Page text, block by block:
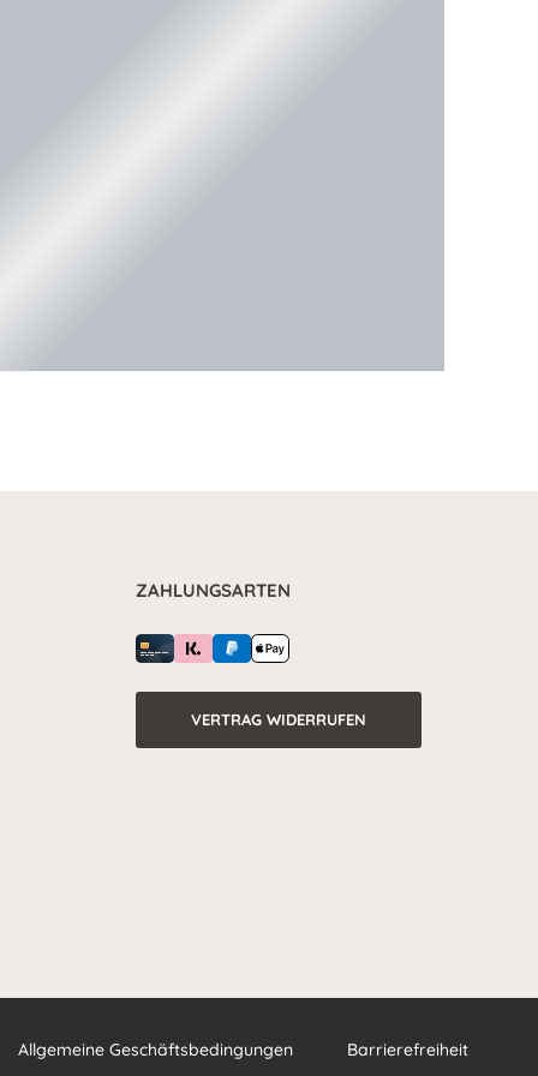
ZAHLUNGSARTEN
VERTRAG WIDERRUFEN
Allgemeine Geschäftsbedingungen Barrierefreiheit